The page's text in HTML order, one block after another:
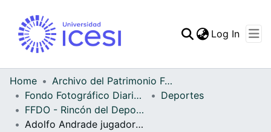
Statistics
Log In
Home
Archivo del Patrimonio Fotográfico y Fílmico del Valle del Cauca
Fondo Fotográfico Diario Occidente
Deportes
FFDO - Rincón del Deportivo Cali - Patrimonial
Adolfo Andrade jugador del Deportivo Cali